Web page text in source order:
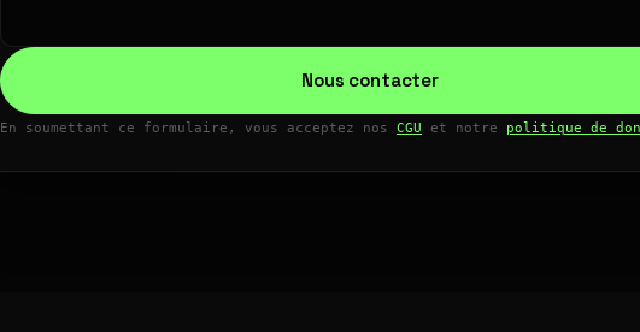
Nous contacter
En soumettant ce formulaire, vous acceptez nos CGU et notre politique de